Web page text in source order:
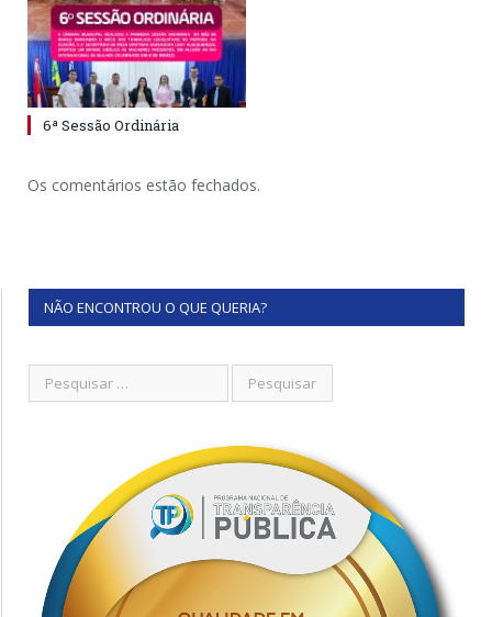
6ª Sessão Ordinária
Os comentários estão fechados.
NÃO ENCONTROU O QUE QUERIA?